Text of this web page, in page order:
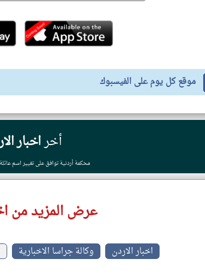
موقع كل يوم على الفيسبوك
أخراخبار
محكمة أردنية توافق على تغيير اسم
عرض المزيد من
اخبار الاردن وكالة جراسا الاخبارية